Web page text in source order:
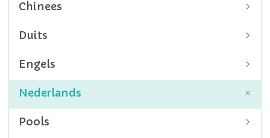
Chinees
Duits
Engels
Nederlands
Pools